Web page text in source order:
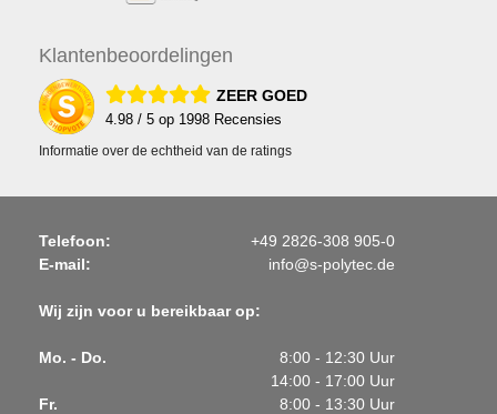
Klantenbeoordelingen
ZEER GOED
4.98 / 5 op 1998 Recensies
Informatie over de echtheid van de ratings
Telefoon:
+49 2826-308 905-0
E-mail:
info@s-polytec.de
Wij zijn voor u bereikbaar op:
Mo. - Do.
8:00 - 12:30 Uur
14:00 - 17:00 Uur
Fr.
8:00 - 13:30 Uur